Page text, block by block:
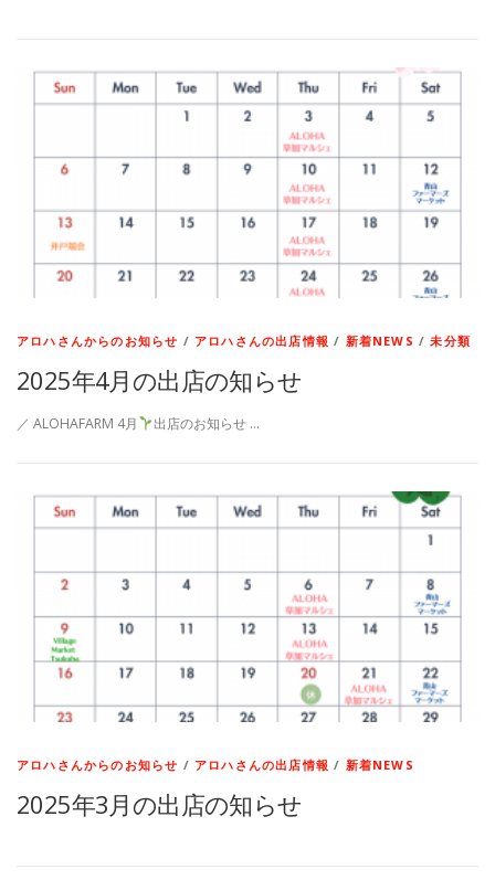
アロハさんからのお知らせ / アロハさんの出店情報 / 新着NEWS /未分類
2025年4月の出店の知らせ
／ ALOHAFARM 4月 出店のお知らせ …
アロハさんからのお知らせ / アロハさんの出店情報 / 新着NEWS
2025年3月の出店の知らせ